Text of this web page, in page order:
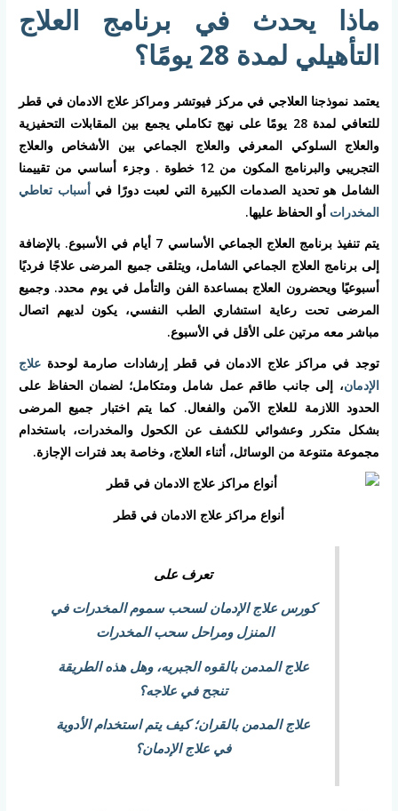
ماذا يحدث في برنامج العلاج
التأهيلي لمدة 28 يومًا؟
يعتمد نموذجنا العلاجي في مركز فيوتشر ومراكز علاج الادمان في قطر
للتعافي لمدة 28 يومًا على نهج تكاملي يجمع بين المقابلات التحفيزية
والعلاج السلوكي المعرفي والعلاج الجماعي بين الأشخاص والعلاج
التجريبي والبرنامج المكون من 12 خطوة . وجزء أساسي من تقييمنا
الشامل هو تحديد الصدمات الكبيرة التي لعبت دورًا فيأسباب تعاطي
المخدرات أو الحفاظ عليها.
يتم تنفيذ برنامج العلاج الجماعي الأساسي 7 أيام في الأسبوع. بالإضافة
إلى برنامج العلاج الجماعي الشامل، ويتلقى جميع المرضى علاجًا فرديًا
أسبوعيًا ويحضرون العلاج بمساعدة الفن والتأمل في يوم محدد. وجميع
المرضى تحت رعاية استشاري الطب النفسي، يكون لديهم اتصال
مباشر معه مرتين على الأقل في الأسبوع.
توجد في مراكز علاج الادمان في قطر إرشادات صارمة لوحدة علاج
الإدمان، إلى جانب طاقم عمل شامل ومتكامل؛ لضمان الحفاظ على
الحدود اللازمة للعلاج الآمن والفعال. كما يتم اختبار جميع المرضى
بشكل متكرر وعشوائي للكشف عن الكحول والمخدرات، باستخدام
مجموعة متنوعة من الوسائل، أثناء العلاج، وخاصة بعد فترات الإجازة.
أنواع مراكز علاج الادمان في قطر
تعرف على
كورس علاج الإدمان لسحب سموم المخدرات في
المنزل ومراحل سحب المخدرات
علاج المدمن بالقوه الجبريه، وهل هذه الطريقة
تنجح في علاجه؟
علاج المدمن بالقران؛ كيف يتم استخدام الأدوية
في علاج الإدمان؟